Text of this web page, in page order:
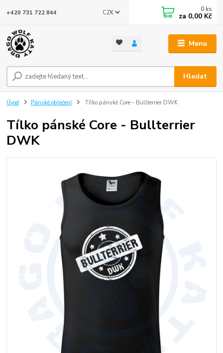
Menu
CZK
Hledat
+420 731 722 844 0 ks
za 0,00 Kč
Úvod Pánské oblečení Tílko pánské Core - Bullterrier DWK
Tílko pánské Core - Bullterrier
DWK